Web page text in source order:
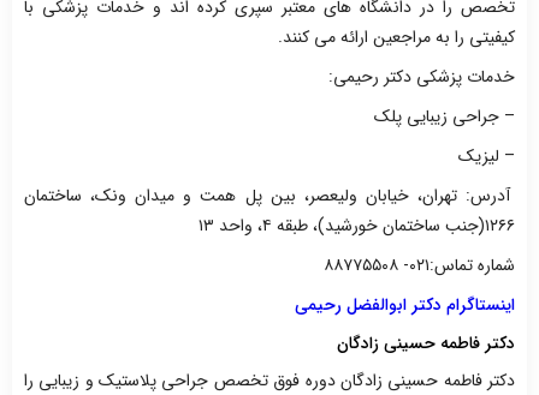
تخصص را در دانشگاه های معتبر سپری کرده اند و خدمات پزشکی با
کیفیتی را به مراجعین ارائه می کنند.
خدمات پزشکی دکتر رحیمی:
– جراحی زیبایی پلک
– لیزیک
آدرس: تهران، خیابان ولیعصر، بین پل همت و میدان ونک، ساختمان
۱۲۶۶(جنب ساختمان خورشید)، طبقه ۴، واحد ۱۳
شماره تماس:۰۲۱- ۸۸۷۷۵۵۰۸
اینستاگرام دکتر ابوالفضل رحیمی
دکتر فاطمه حسینی زادگان
دکتر فاطمه حسینی زادگان دوره فوق تخصص جراحی پلاستیک و زیبایی را